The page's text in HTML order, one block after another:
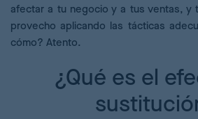
afectar a tu negocio y a tus ventas, y
provecho aplicando las tácticas
cómo? Atento.
¿Qué es el